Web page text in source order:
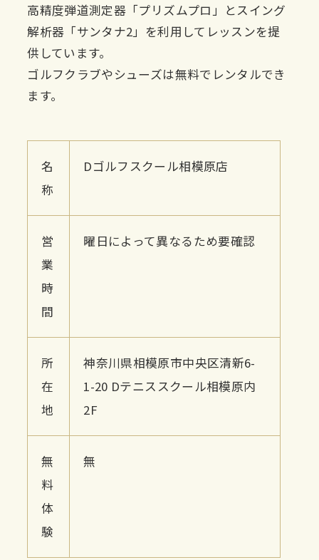
高精度弾道測定器「プリズムプロ」とスイング
解析器「サンタナ2」を利用してレッスンを提
供しています。
ゴルフクラブやシューズは無料でレンタルでき
ます。
名
称
Dゴルフスクール相模原店
営
業
時
間
曜日によって異なるため要確認
所
在
地
神奈川県相模原市中央区清新6-
1-20 Dテニススクール相模原内
2F
無
料
体
験
無